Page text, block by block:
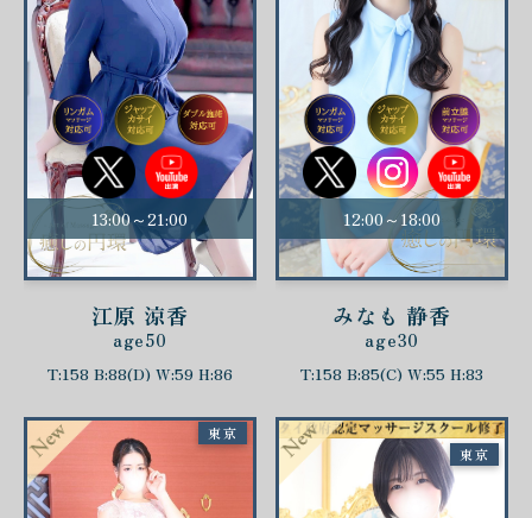
13:00～21:00
江原 涼香
age50
T:158 B:88(D) W:59 H:86
12:00～18:00
みなも 静香
age30
T:158 B:85(C) W:55 H:83
東京
東京